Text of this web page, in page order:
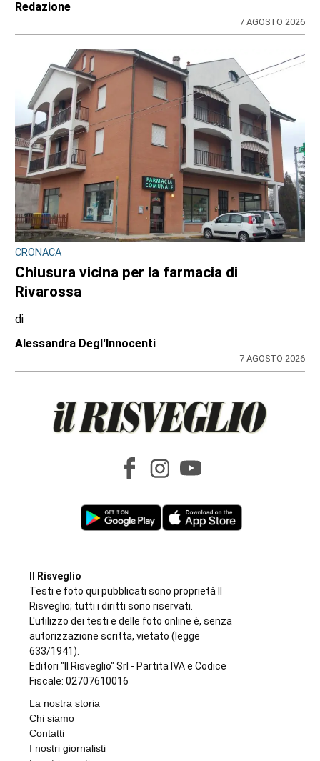
di
Stefano Tubia
CONTRASTO ALLO SPACCIO DI DROGA
Scaglia il monopattino contro la volante e
finge di essere minorenne: arrestato
pusher 20enne con 30 dosi di crack
7 AGOSTO 2026
MAXI SEQUESTRO DI STUPEFACENTE
Nelle camere da letto un market della
droga: 33 chili di hashish sotto il letto e nel
Redazione